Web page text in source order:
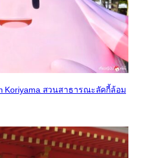
Koriyama สวนสาธารณะลัคกี้ล้อม